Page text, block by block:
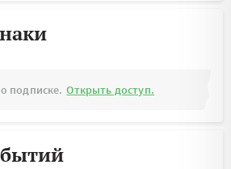
подписке. Открыть доступ.